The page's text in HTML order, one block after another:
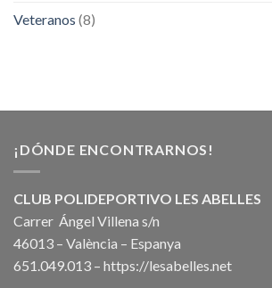
Veteranos (8)
¡DÓNDE ENCONTRARNOS!
CLUB POLIDEPORTIVO LES ABELLES
Carrer Ángel Villena s/n
46013 – València – Espanya
651.049.013 – https://lesabelles.net